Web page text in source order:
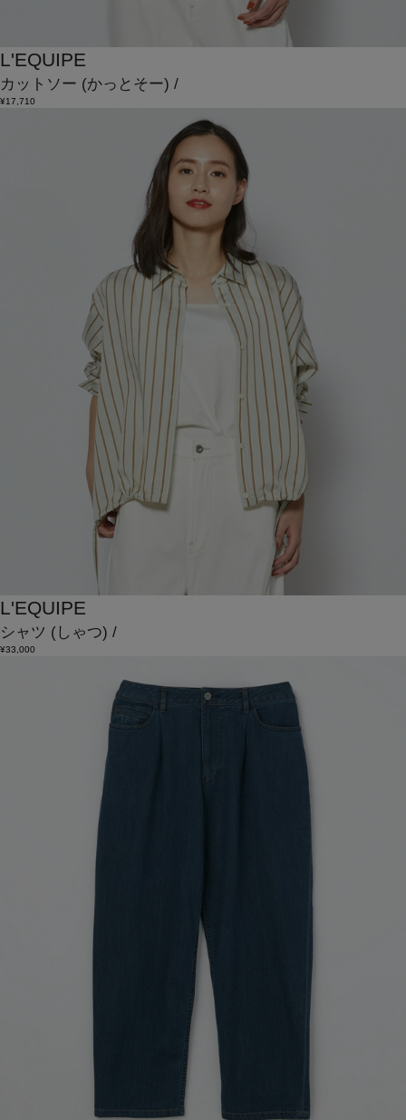
L'EQUIPE
カットソー (かっとそー) /
¥17,710
L'EQUIPE
シャツ (しゃつ) /
¥33,000